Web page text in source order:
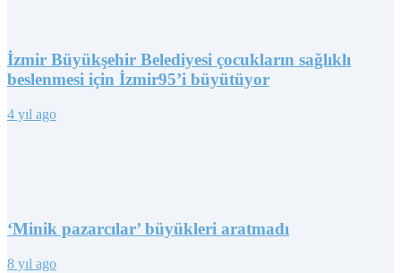
İzmir Büyükşehir Belediyesi çocukların sağlıklı
beslenmesi için İzmir95’i büyütüyor
4 yıl ago
‘Minik pazarcılar’ büyükleri aratmadı
8 yıl ago